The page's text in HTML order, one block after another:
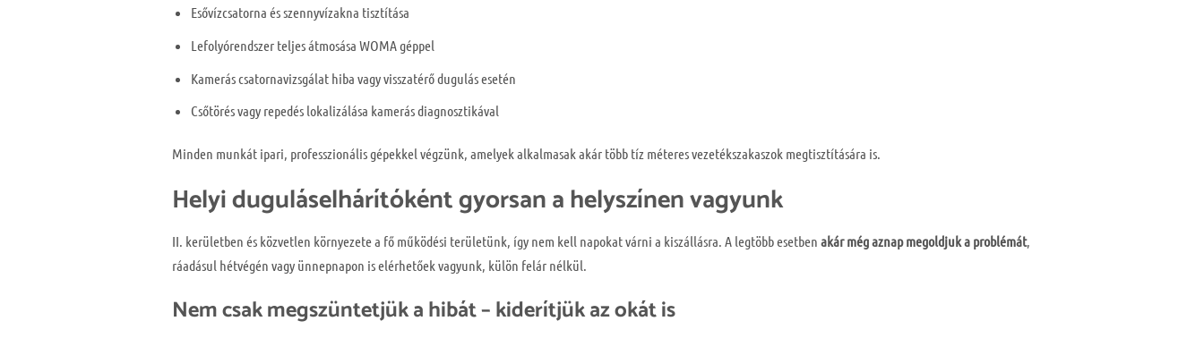
Esővízcsatorna és szennyvízakna tisztítása
Lefolyórendszer teljes átmosása WOMA géppel
Kamerás csatornavizsgálat hiba vagy visszatérő dugulás esetén
Csőtörés vagy repedés lokalizálása kamerás diagnosztikával
Minden munkát ipari, professzionális gépekkel végzünk, amelyek alkalmasak akár több tíz méteres vezetékszakaszok megtisztítására is.
Helyi duguláselhárítóként gyorsan a helyszínen vagyunk
II. kerületben és közvetlen környezete a fő működési területünk, így nem kell napokat várni a kiszállásra. A legtöbb esetben akár még aznap megoldjuk a problémát,
ráadásul hétvégén vagy ünnepnapon is elérhetőek vagyunk, külön felár nélkül.
Nem csak megszüntetjük a hibát – kiderítjük az okát is